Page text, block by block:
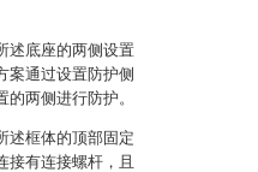
述底座的两侧设置
案通过设置防护侧
两侧进行防护。
述框体的顶部固定
接有连接螺杆，且